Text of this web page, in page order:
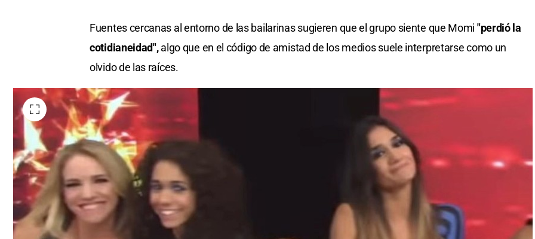
Fuentes cercanas al entorno de las bailarinas sugieren que el grupo siente que Momi "perdió la
cotidianeidad",algo que en el código de amistad de los medios suele interpretarse como un
olvido de las raíces.